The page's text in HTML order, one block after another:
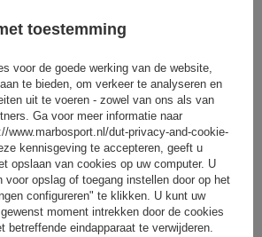
serie wordt gekenmerkt door een
van een robuust profiel van 80 x 80
een modern kleurenpalet,
van deze serie de decoratie
fitnessruimte!
TE DOWNLOADEN
VEILIGHEIDSINFORMATIE
toestemming
voor de goede werking van de website,
te bieden, om verkeer te analyseren en
uit te voeren - zowel van ons als van
Ga voor meer informatie naar
www.marbosport.nl/dut-privacy-and-cookie-
kennisgeving te accepteren, geeft u
opslaan van cookies op uw computer. U
voor opslag of toegang instellen door op het
configureren" te klikken. U kunt uw
moment intrekken door de cookies
betreffende eindapparaat te verwijderen.